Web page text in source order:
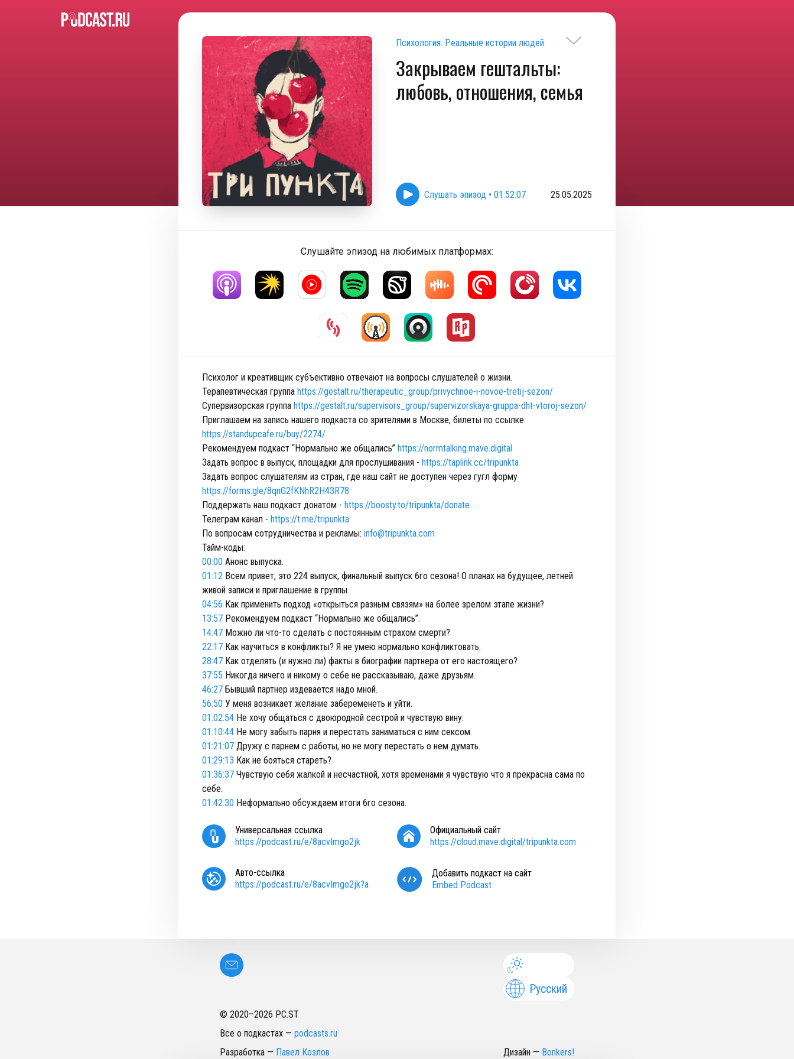
Психология. Реальные истории людей
Закрываем гештальты:
любовь, отношения, семья
Слушать эпизод • 01:52:07 25.05.2025
Слушайте эпизод на любимых платформах:
Психолог и креативщик субъективно отвечают на вопросы слушателей о жизни.
Терапевтическая группа https://gestalt.ru/therapeutic_group/privychnoe-i-novoe-tretij-sezon/
Супервизорская группа https://gestalt.ru/supervisors_group/supervizorskaya-gruppa-dht-vtoroj-sezon/
Приглашаем на запись нашего подкаста со зрителями в Москве, билеты по ссылке
https://standupcafe.ru/buy/2274/
Рекомендуем подкаст “Нормально же общались” https://normtalking.mave.digital
Задать вопрос в выпуск, площадки для прослушивания - https://taplink.cc/tripunkta
Задать вопрос слушателям из стран, где наш сайт не доступен через гугл форму
https://forms.gle/8qnG2fKNhR2H43R78
Поддержать наш подкаст донатом - https://boosty.to/tripunkta/donate
Телеграм канал - https://t.me/tripunkta
По вопросам сотрудничества и рекламы: info@tripunkta.com
Тайм-коды:
00:00 Анонс выпуска.
01:12 Всем привет, это 224 выпуск, финальный выпуск 6го сезона! О планах на будущее, летней
живой записи и приглашение в группы.
04:56 Как применить подход «открыться разным связям» на более зрелом этапе жизни?
13:57 Рекомендуем подкаст “Нормально же общались”.
14:47 Можно ли что-то сделать с постоянным страхом смерти?
22:17 Как научиться в конфликты? Я не умею нормально конфликтовать.
28:47 Как отделять (и нужно ли) факты в биографии партнера от его настоящего?
37:55 Никогда ничего и никому о себе не рассказываю, даже друзьям.
46:27 Бывший партнер издевается надо мной.
56:50 У меня возникает желание забеременеть и уйти.
01:02:54 Не хочу общаться с двоюродной сестрой и чувствую вину.
01:10:44 Не могу забыть парня и перестать заниматься с ним сексом.
01:21:07 Дружу с парнем с работы, но не могу перестать о нем думать.
01:29:13 Как не бояться стареть?
01:36:37 Чувствую себя жалкой и несчастной, хотя временами я чувствую что я прекрасна сама по
себе.
01:42:30 Неформально обсуждаем итоги 6го сезона.
Универсальная ссылка
https://podcast.ru/e/8acvImgo2jk
Официальный сайт
https://cloud.mave.digital/tripunkta.com
Авто-ссылка
https://podcast.ru/e/8acvImgo2jk?a
Добавить подкаст на сайт
Embed Podcast
Русский
© 2020–2026 PC.ST
Все о подкастах — podcasts.ru
Разработка — Павел Козлов Дизайн — Bonkers!